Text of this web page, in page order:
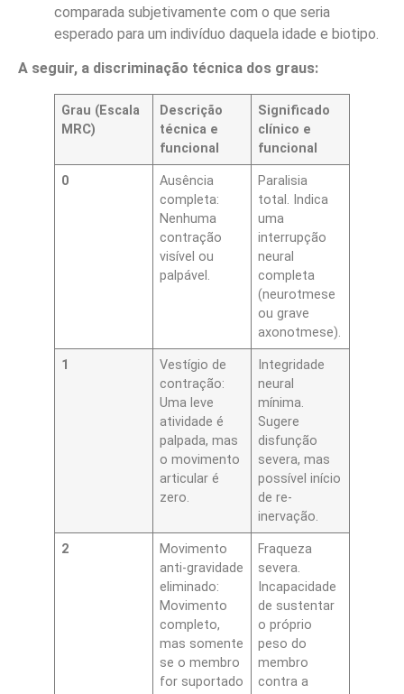
comparada subjetivamente com o que seria
esperado para um indivíduo daquela idade e biotipo.
A seguir, a discriminação técnica dos graus:
Grau (Escala
MRC)
Descrição
técnica e
funcional
Significado
clínico e
funcional
0
Ausência
completa:
Nenhuma
contração
visível ou
palpável.
Paralisia
total. Indica
uma
interrupção
neural
completa
(neurotmese
ou grave
axonotmese).
1
Vestígio de
contração:
Uma leve
atividade é
palpada, mas
o movimento
articular é
zero.
Integridade
neural
mínima.
Sugere
disfunção
severa, mas
possível início
de re-
inervação.
2
Movimento
anti-gravidade
eliminado:
Movimento
completo,
mas somente
se o membro
for suportado
Fraqueza
severa.
Incapacidade
de sustentar
o próprio
peso do
membro
contra a